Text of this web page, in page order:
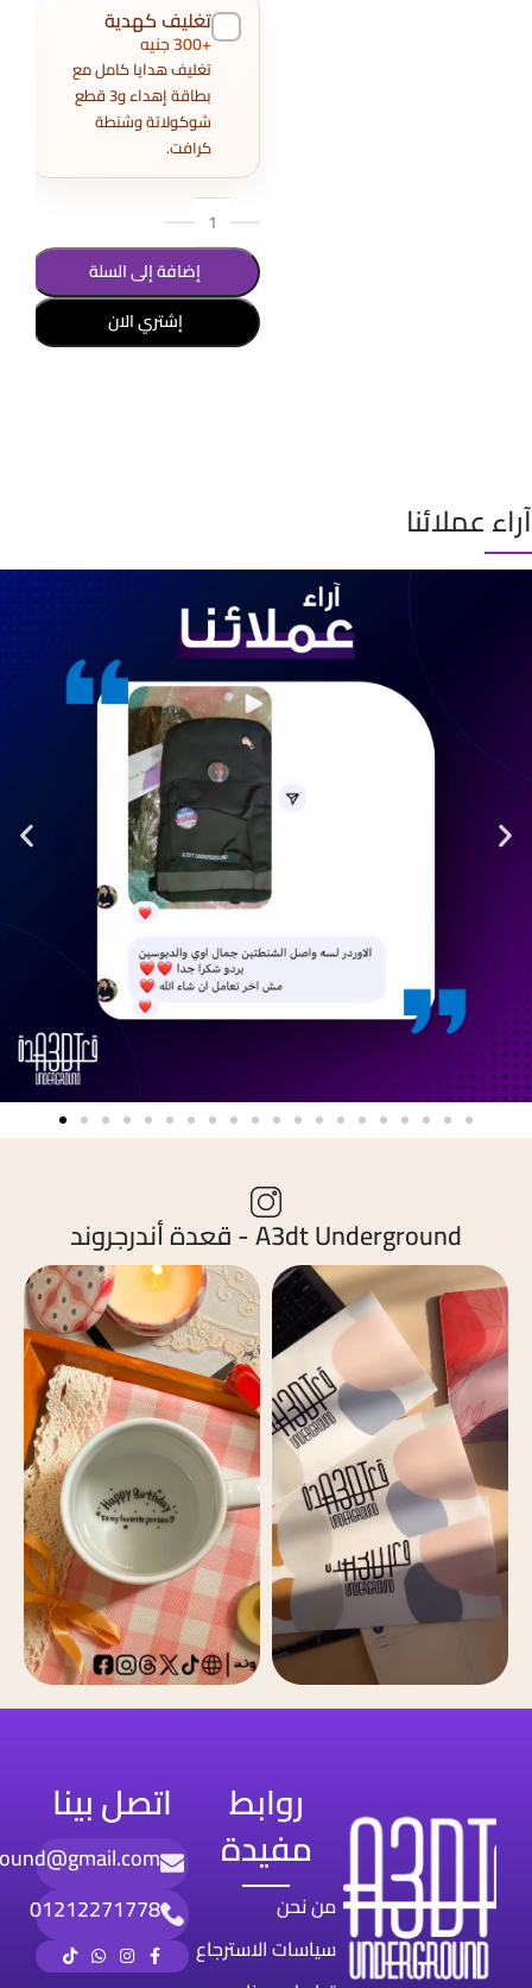
تغليف كهدية
+300 جنيه
تغليف هدايا كامل مع
بطاقة إهداء و3 قطع
شوكولاتة وشنطة
كرافت.
إضافة إلى السلة
إشتري الان
آراء عملائنا
A3dt Underground - قعدة أندرجروند
روابط
مفيدة
من نحن
سياسات الاسترجاع
اتصل بينا
01212271778